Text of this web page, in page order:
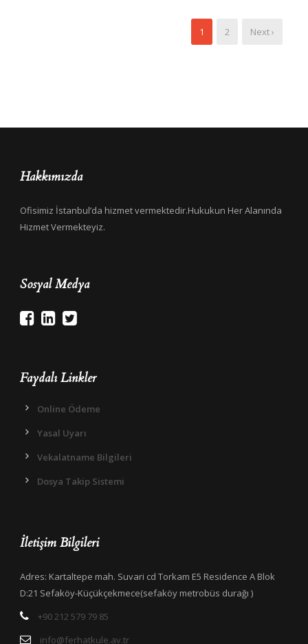
1 2 Next ›
Hakkımızda
Ofisimiz İstanbul’da hizmet vermektedir.Hukukun Her Alanında
Hizmet Vermekteyiz.
Sosyal Medya
Faydalı Linkler
Online Ödeme
Yasal Uyarı
Vekalatname Bilgileri
Dosya Takip Sistemi
İletişim Bilgileri
Adres: Kartaltepe mah. Suvari cd Torkam E5 Residence A Blok
D:21 Sefaköy-Küçükçekmece(sefaköy metrobüs durağı )
+90 212 579 79 85
info@ferhatkule.av.tr